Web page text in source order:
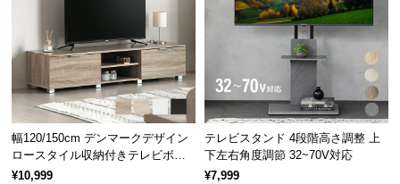
ブ
ロ
グ幅120/150cm デンマークデザイン
ロースタイル収納付きテレビボー
ド
¥10,999
テレビスタンド 4段階高さ調整 上
下左右角度調節 32~70V対応
¥7,999